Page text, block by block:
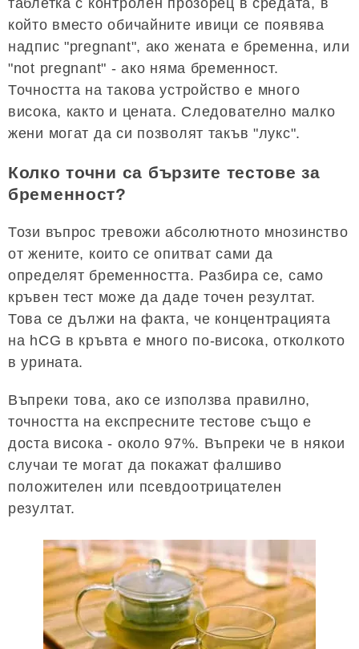
таблетка с контролен прозорец в средата, в
който вместо обичайните ивици се появява
надпис "pregnant", ако жената е бременна, или
"not pregnant" - ако няма бременност.
Точността на такова устройство е много
висока, както и цената. Следователно малко
жени могат да си позволят такъв "лукс".
Колко точни са бързите тестове за
бременност?
Този въпрос тревожи абсолютното мнозинство
от жените, които се опитват сами да
определят бременността. Разбира се, само
кръвен тест може да даде точен резултат.
Това се дължи на факта, че концентрацията
на hCG в кръвта е много по-висока, отколкото
в урината.
Въпреки това, ако се използва правилно,
точността на експресните тестове също е
доста висока - около 97%. Въпреки че в някои
случаи те могат да покажат фалшиво
положителен или псевдоотрицателен
резултат.